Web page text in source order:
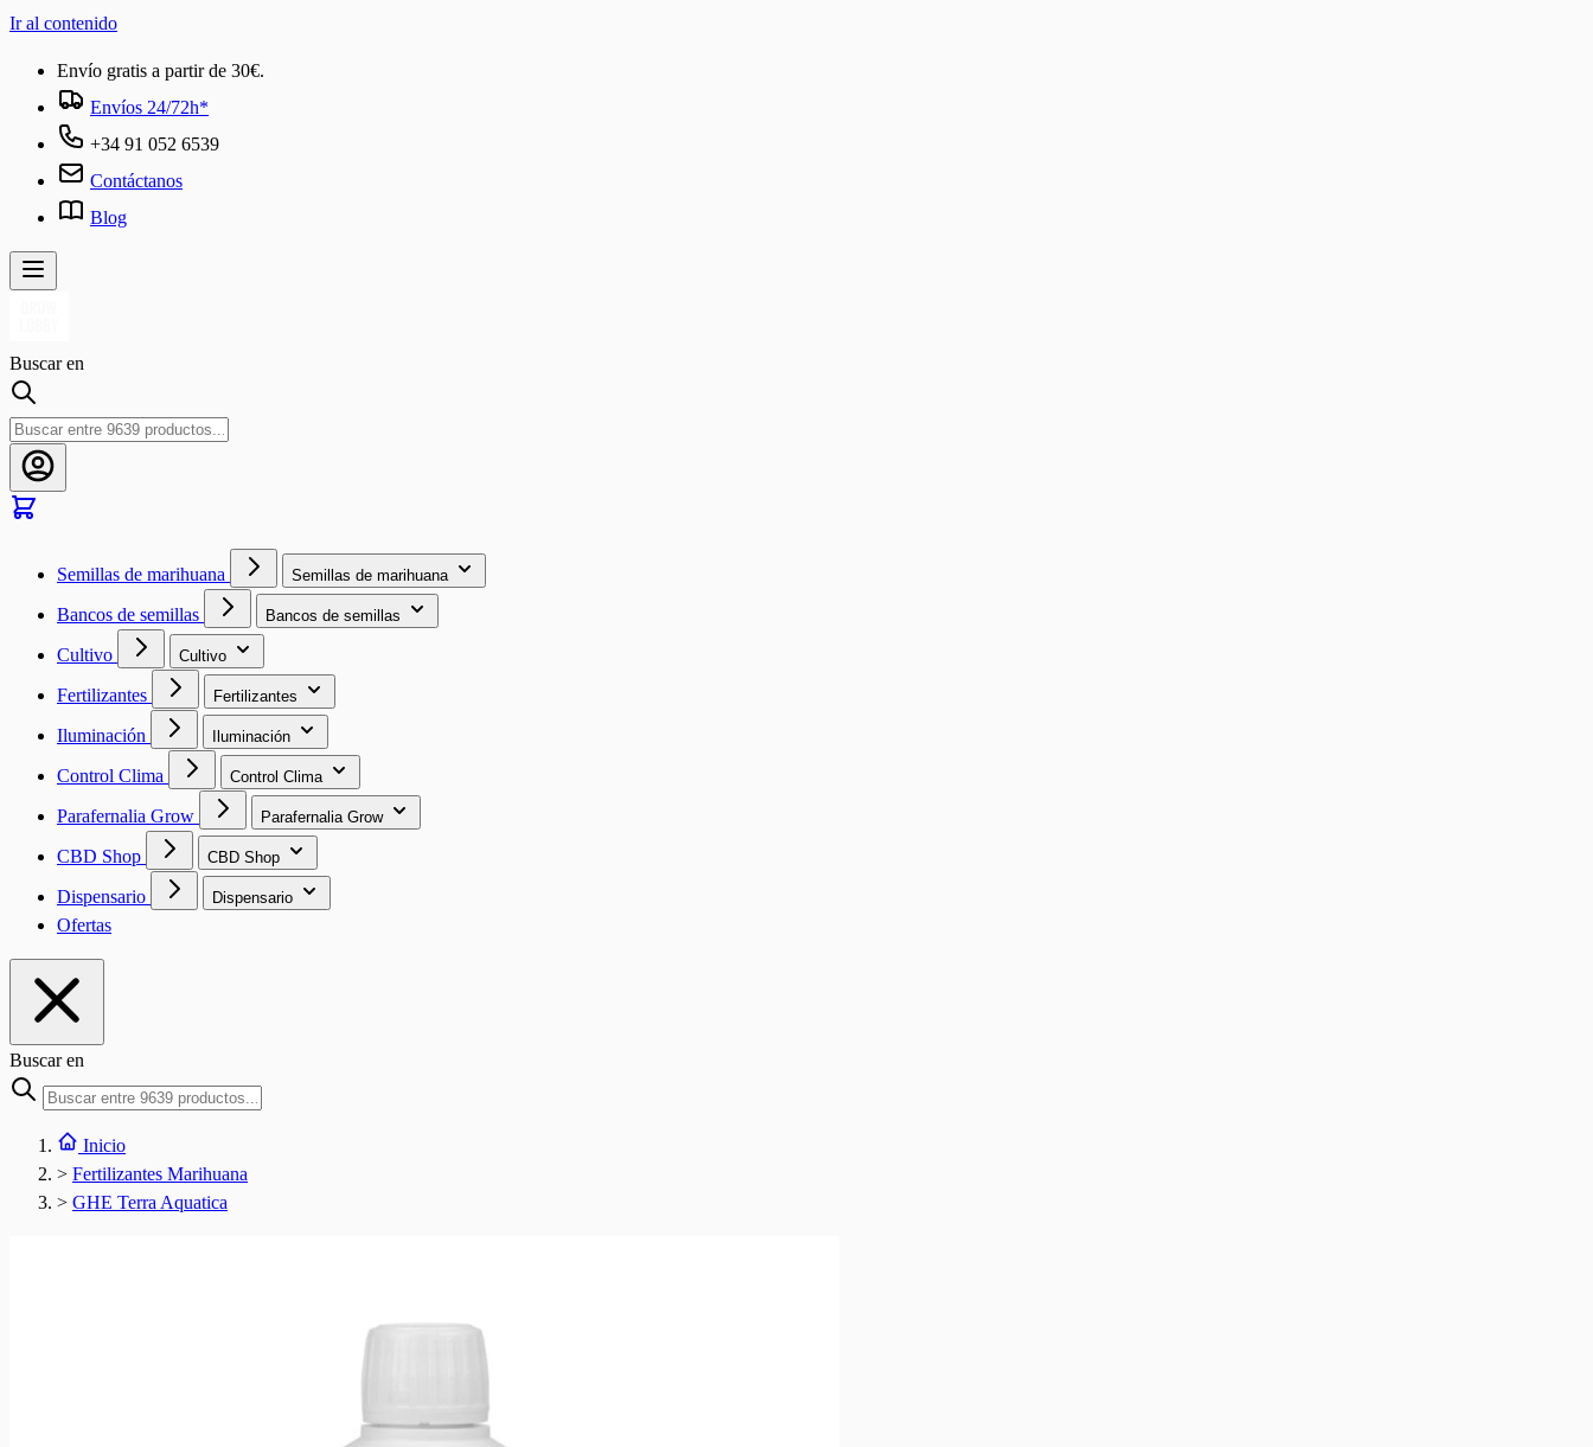
Ir al contenido
Envío gratis a partir de 30€.
Envíos 24/72h*
+34 91 052 6539
Contáctanos
Blog
Buscar en
Semillas de marihuana Semillas de marihuana
Bancos de semillas Bancos de semillas
Cultivo Cultivo
Fertilizantes Fertilizantes
Iluminación Iluminación
Control Clima Control Clima
Parafernalia Grow Parafernalia Grow
CBD Shop CBD Shop
Dispensario Dispensario
Ofertas
Buscar en
Inicio
> Fertilizantes Marihuana
> GHE Terra Aquatica